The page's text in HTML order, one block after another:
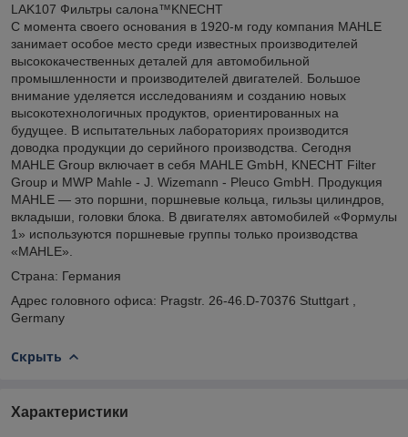
LAK107 Фильтры салона™KNECHT
С момента своего основания в 1920-м году компания MAHLE
занимает особое место среди известных производителей
высококачественных деталей для автомобильной
промышленности и производителей двигателей. Большое
внимание уделяется исследованиям и созданию новых
высокотехнологичных продуктов, ориентированных на
будущее. В испытательных лабораториях производится
доводка продукции до серийного производства. Сегодня
MAHLE Group включает в себя MAHLE GmbH, KNECHT Filter
Group и MWP Mahle - J. Wizemann - Pleuco GmbH. Продукция
MAHLE — это поршни, поршневые кольца, гильзы цилиндров,
вкладыши, головки блока. В двигателях автомобилей «Формулы
1» используются поршневые группы только производства
«MAHLE».
Страна: Германия
Адрес головного офиса: Pragstr. 26-46.D-70376 Stuttgart ,
Germany
Скрыть
Характеристики